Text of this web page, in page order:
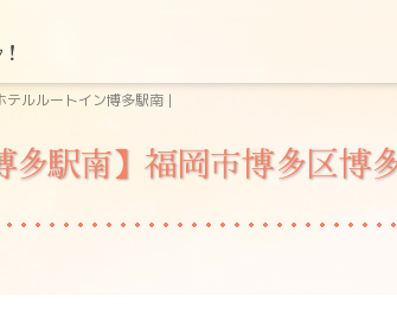
テルルートイン博多駅南 |
駅南】福岡市博多区博